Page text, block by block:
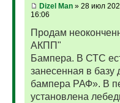
Dizel Man» 28 июл
16:06
Продам
АКПП"
Бампера. В СТС
занесенная в
бампера РАФ». В
установлена